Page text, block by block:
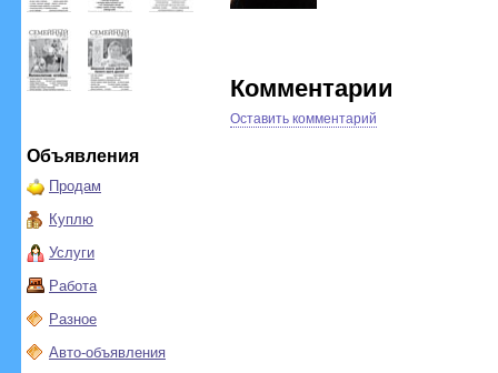
Объявления
Продам
Куплю
Услуги
Работа
Разное
Авто-объявления
Комментарии
Оставить комментарий